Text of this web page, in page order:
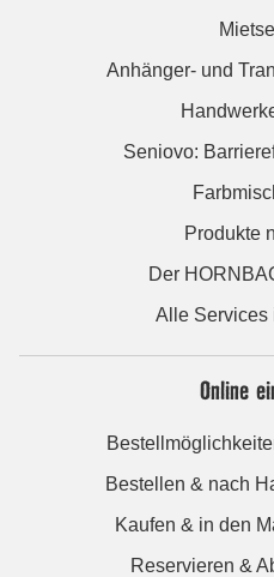
Anhänger- und
Seniovo:
Produkte
Der
Alle Services
Online
Bestellen & nach
Kaufen & in den
Reservieren &